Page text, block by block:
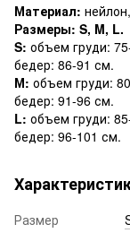
Материал:
Размеры: S, M, L.
S: объем груди:
бедер: 86-91 см.
М: объем груди:
бедер: 91-96 см.
L: объем груди:
бедер: 96-101 см.
Размер